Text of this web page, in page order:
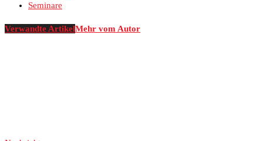
Seminare
Verwandte ArtikelMehr vom Autor